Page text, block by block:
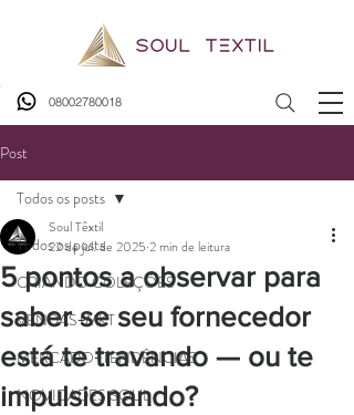
08002780018
Post
Todos os posts
CRIANDO COLEÇÕES
VENDAS+MKT
MERCADO+TENDÊNCIAS
NOVIDADES SOUL
Todos os posts
5 pontos a observar para
saber se seu fornecedor
está te travando — ou te
impulsionando?
Soul Têxtil
22 de jul. de 2025 2 min de leitura